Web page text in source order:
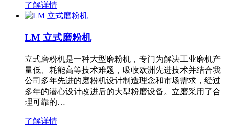
了解详情
LM 立式磨粉机
立式磨粉机是一种大型磨粉机，专门为解决工业磨机产
量低、耗能高等技术难题，吸收欧洲先进技术并结合我
公司多年先进的磨粉机设计制造理念和市场需求，经过
多年的潜心设计改进后的大型粉磨设备。立磨采用了合
理可靠的…
了解详情